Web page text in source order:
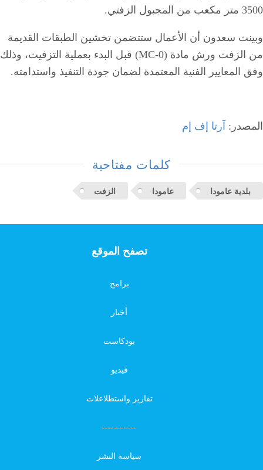
3500 متر مكعب من المجبول الزفتي.
وبينت سعدون أن الأعمال ستتضمن تخشين الطبقات القديمة
من الزفت ورش مادة (MC-0) قبل البدء بعملية التزفيت، وذلك
وفق المعايير الفنية المعتمدة لضمان جودة التنفيذ واستدامته.
المصدر: آرتا إف إم
كلمات مفتاحية
الزفت عامودا بلدية عامودا
تصفح الموقع
برامج
أخبار
بودكاست
فيديو
تقارير واستطلاعلات
------------
سياسة النشر